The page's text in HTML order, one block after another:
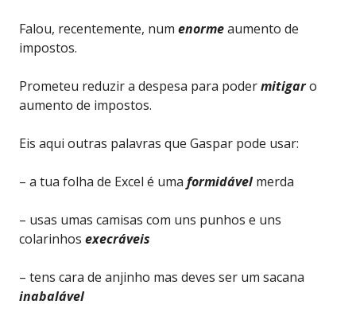
Falou, recentemente, num enormeaumento de
impostos.
Prometeu reduzir a despesa para podermitigaro
aumento de impostos.
Eis aqui outras palavras que Gaspar pode usar:
– a tua folha de Excel é uma formidável merda
– usas umas camisas com uns punhos e uns
colarinhos execráveis
– tens cara de anjinho mas deves ser um sacana
inabalável